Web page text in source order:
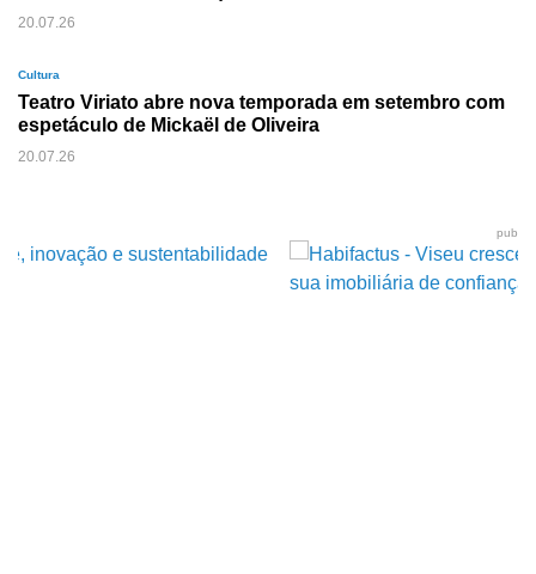
20.07.26
Cultura
Teatro Viriato abre nova temporada em setembro com
espetáculo de Mickaël de Oliveira
20.07.26
pub